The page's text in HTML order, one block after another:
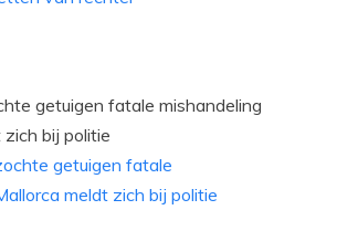
getuigen fatale mishandeling
bij politie